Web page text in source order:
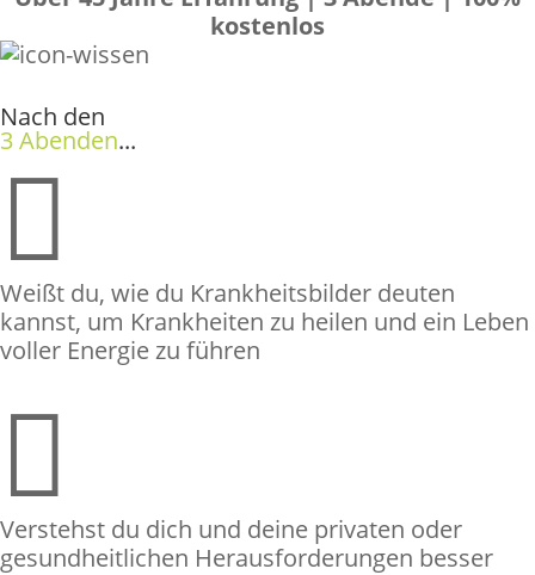
kostenlos
Nach den
3 Abenden...

Weißt du, wie du Krankheitsbilder deuten
kannst, um Krankheiten zu heilen und ein Leben
voller Energie zu führen

Verstehst du dich und deine privaten oder
gesundheitlichen Herausforderungen besser